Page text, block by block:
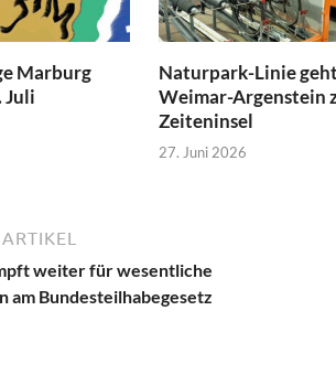
Marburg
Juli
Naturpark-Linie
Weimar-Argenstein
Zeiteninsel
27. Juni 2026
weiter für wesentliche
am Bundesteilhabegesetz